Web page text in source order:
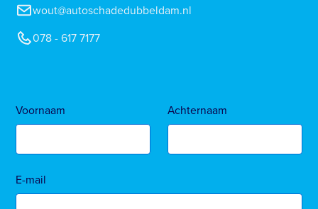
wout@autoschadedubbeldam.nl
078 - 617 7177
Voornaam Achternaam
E-mail